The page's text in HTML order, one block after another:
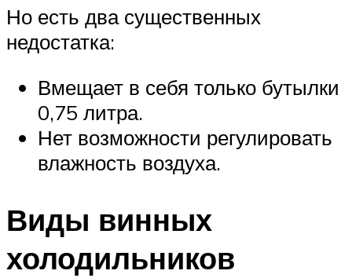
Но есть два существенных
недостатка:
Вмещает в себя только бутылки
0,75 литра.
Нет возможности регулировать
влажность воздуха.
Виды винных
холодильников